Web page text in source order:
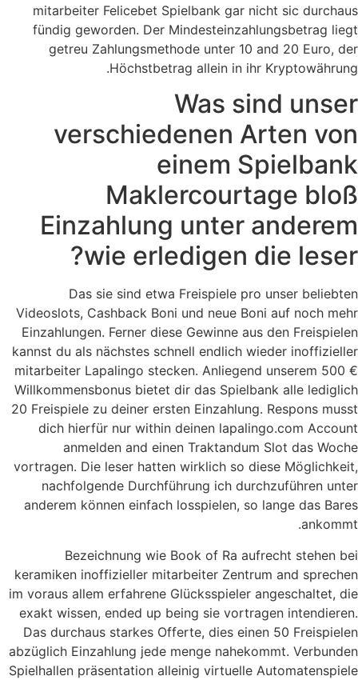
mitarbeiter Felicebet Spielbank gar nicht sic durchaus
fündig geworden. Der Mindesteinzahlungsbetrag liegt
getreu Zahlungsmethode unter 10 and 20 Euro, der
Höchstbetrag allein in ihr Kryptowährung.
Was sind unser
verschiedenen Arten von
einem Spielbank
Maklercourtage bloß
Einzahlung unter anderem
wie erledigen die leser?
Das sie sind etwa Freispiele pro unser beliebten
Videoslots, Cashback Boni und neue Boni auf noch mehr
Einzahlungen. Ferner diese Gewinne aus den Freispielen
kannst du als nächstes schnell endlich wieder inoffizieller
mitarbeiter Lapalingo stecken. Anliegend unserem 500 €
Willkommensbonus bietet dir das Spielbank alle lediglich
20 Freispiele zu deiner ersten Einzahlung. Respons musst
dich hierfür nur within deinen lapalingo.com Account
anmelden and einen Traktandum Slot das Woche
vortragen. Die leser hatten wirklich so diese Möglichkeit,
nachfolgende Durchführung ich durchzuführen unter
anderem können einfach losspielen, so lange das Bares
ankommt.
Bezeichnung wie Book of Ra aufrecht stehen bei
keramiken inoffizieller mitarbeiter Zentrum and sprechen
im voraus allem erfahrene Glücksspieler angeschaltet, die
exakt wissen, ended up being sie vortragen intendieren.
Das durchaus starkes Offerte, dies einen 50 Freispielen
abzüglich Einzahlung jede menge nahekommt. Verbunden
Spielhallen präsentation alleinig virtuelle Automatenspiele